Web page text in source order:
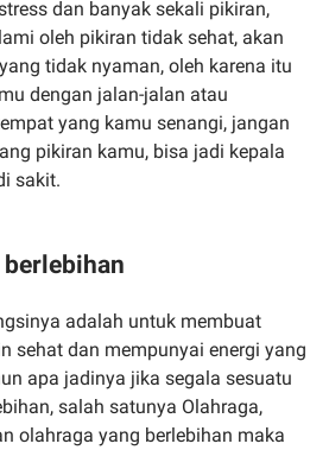
dan banyak sekali pikiran,
oleh pikiran tidak sehat, akan
tidak nyaman, oleh karena itu
dengan jalan-jalan atau
yang kamu senangi, jangan
pikiran kamu, bisa jadi kepala
sakit.
adalah untuk membuat
sehat dan mempunyai energi yang
apa jadinya jika segala sesuatu
salah satunya Olahraga,
olahraga yang berlebihan maka